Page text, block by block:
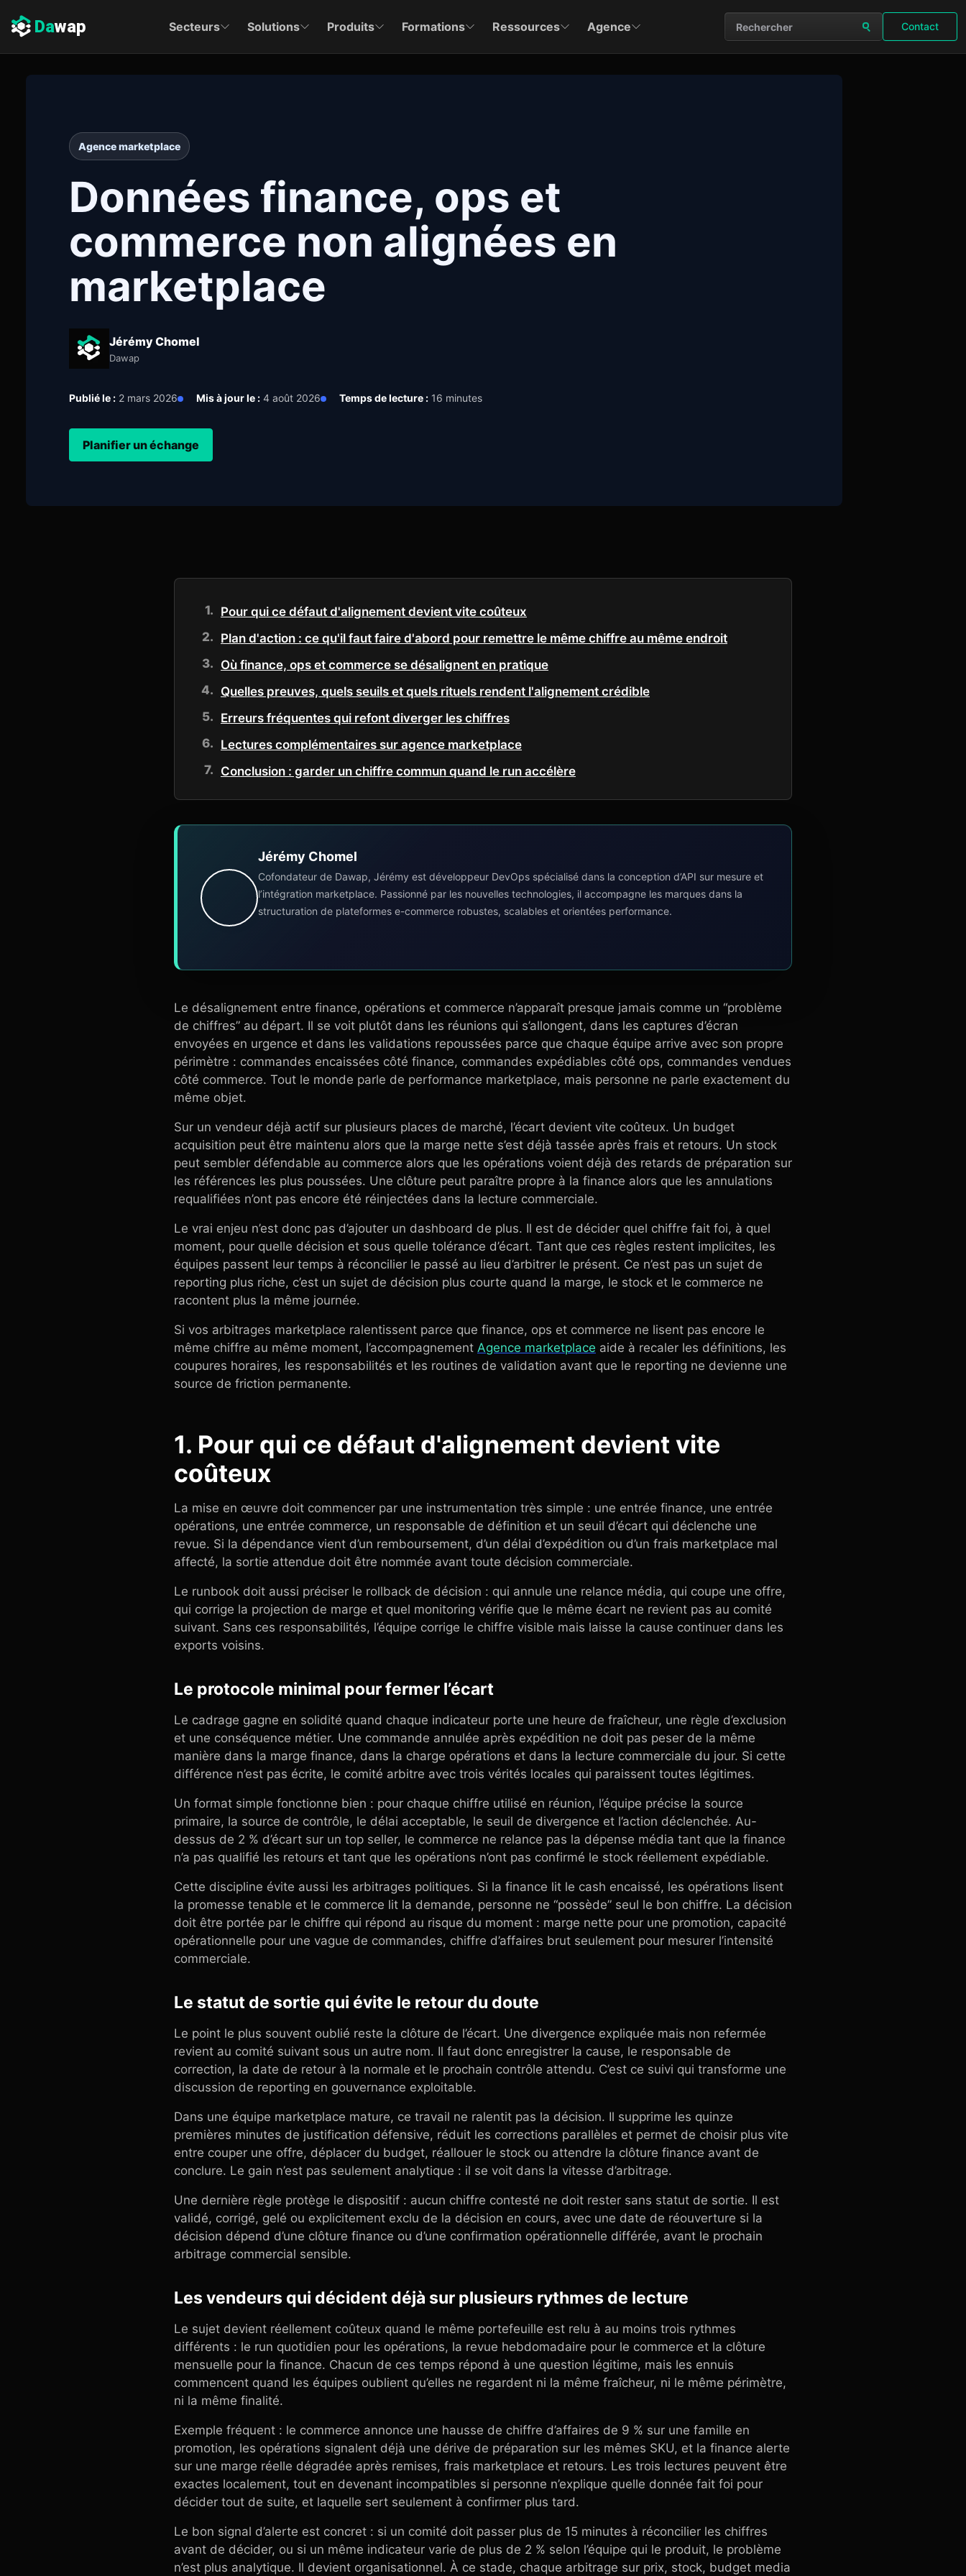
Dawap Secteurs Solutions Produits Formations Ressources Agence
Rechercher sur le site
Contact
Agence marketplace
Données finance, ops et
commerce non alignées en
marketplace
Jérémy Chomel
Dawap
Publié le : 2 mars 2026 Mis à jour le : 4 août 2026 Temps de lecture : 16 minutes
Planifier un échange
Pour qui ce défaut d'alignement devient vite coûteux
Plan d'action : ce qu'il faut faire d'abord pour remettre le même chiffre au même endroit
Où finance, ops et commerce se désalignent en pratique
Quelles preuves, quels seuils et quels rituels rendent l'alignement crédible
Erreurs fréquentes qui refont diverger les chiffres
Lectures complémentaires sur agence marketplace
Conclusion : garder un chiffre commun quand le run accélère
Jérémy Chomel
Cofondateur de Dawap, Jérémy est développeur DevOps spécialisé dans la conception d’API sur mesure et
l’intégration marketplace. Passionné par les nouvelles technologies, il accompagne les marques dans la
structuration de plateformes e-commerce robustes, scalables et orientées performance.
Le désalignement entre finance, opérations et commerce n’apparaît presque jamais comme un “problème
de chiffres” au départ. Il se voit plutôt dans les réunions qui s’allongent, dans les captures d’écran
envoyées en urgence et dans les validations repoussées parce que chaque équipe arrive avec son propre
périmètre : commandes encaissées côté finance, commandes expédiables côté ops, commandes vendues
côté commerce. Tout le monde parle de performance marketplace, mais personne ne parle exactement du
même objet.
Sur un vendeur déjà actif sur plusieurs places de marché, l’écart devient vite coûteux. Un budget
acquisition peut être maintenu alors que la marge nette s’est déjà tassée après frais et retours. Un stock
peut sembler défendable au commerce alors que les opérations voient déjà des retards de préparation sur
les références les plus poussées. Une clôture peut paraître propre à la finance alors que les annulations
requalifiées n’ont pas encore été réinjectées dans la lecture commerciale.
Le vrai enjeu n’est donc pas d’ajouter un dashboard de plus. Il est de décider quel chiffre fait foi, à quel
moment, pour quelle décision et sous quelle tolérance d’écart. Tant que ces règles restent implicites, les
équipes passent leur temps à réconcilier le passé au lieu d’arbitrer le présent. Ce n’est pas un sujet de
reporting plus riche, c’est un sujet de décision plus courte quand la marge, le stock et le commerce ne
racontent plus la même journée.
Si vos arbitrages marketplace ralentissent parce que finance, ops et commerce ne lisent pas encore le
même chiffre au même moment, l’accompagnement Agence marketplace aide à recaler les définitions, les
coupures horaires, les responsabilités et les routines de validation avant que le reporting ne devienne une
source de friction permanente.
1. Pour qui ce défaut d'alignement devient vite
coûteux
La mise en œuvre doit commencer par une instrumentation très simple : une entrée finance, une entrée
opérations, une entrée commerce, un responsable de définition et un seuil d’écart qui déclenche une
revue. Si la dépendance vient d’un remboursement, d’un délai d’expédition ou d’un frais marketplace mal
affecté, la sortie attendue doit être nommée avant toute décision commerciale.
Le runbook doit aussi préciser le rollback de décision : qui annule une relance média, qui coupe une offre,
qui corrige la projection de marge et quel monitoring vérifie que le même écart ne revient pas au comité
suivant. Sans ces responsabilités, l’équipe corrige le chiffre visible mais laisse la cause continuer dans les
exports voisins.
Le protocole minimal pour fermer l’écart
Le cadrage gagne en solidité quand chaque indicateur porte une heure de fraîcheur, une règle d’exclusion
et une conséquence métier. Une commande annulée après expédition ne doit pas peser de la même
manière dans la marge finance, dans la charge opérations et dans la lecture commerciale du jour. Si cette
différence n’est pas écrite, le comité arbitre avec trois vérités locales qui paraissent toutes légitimes.
Un format simple fonctionne bien : pour chaque chiffre utilisé en réunion, l’équipe précise la source
primaire, la source de contrôle, le délai acceptable, le seuil de divergence et l’action déclenchée. Au-
dessus de 2 % d’écart sur un top seller, le commerce ne relance pas la dépense média tant que la finance
n’a pas qualifié les retours et tant que les opérations n’ont pas confirmé le stock réellement expédiable.
Cette discipline évite aussi les arbitrages politiques. Si la finance lit le cash encaissé, les opérations lisent
la promesse tenable et le commerce lit la demande, personne ne “possède” seul le bon chiffre. La décision
doit être portée par le chiffre qui répond au risque du moment : marge nette pour une promotion, capacité
opérationnelle pour une vague de commandes, chiffre d’affaires brut seulement pour mesurer l’intensité
commerciale.
Le statut de sortie qui évite le retour du doute
Le point le plus souvent oublié reste la clôture de l’écart. Une divergence expliquée mais non refermée
revient au comité suivant sous un autre nom. Il faut donc enregistrer la cause, le responsable de
correction, la date de retour à la normale et le prochain contrôle attendu. C’est ce suivi qui transforme une
discussion de reporting en gouvernance exploitable.
Dans une équipe marketplace mature, ce travail ne ralentit pas la décision. Il supprime les quinze
premières minutes de justification défensive, réduit les corrections parallèles et permet de choisir plus vite
entre couper une offre, déplacer du budget, réallouer le stock ou attendre la clôture finance avant de
conclure. Le gain n’est pas seulement analytique : il se voit dans la vitesse d’arbitrage.
Une dernière règle protège le dispositif : aucun chiffre contesté ne doit rester sans statut de sortie. Il est
validé, corrigé, gelé ou explicitement exclu de la décision en cours, avec une date de réouverture si la
décision dépend d’une clôture finance ou d’une confirmation opérationnelle différée, avant le prochain
arbitrage commercial sensible.
Les vendeurs qui décident déjà sur plusieurs rythmes de lecture
Le sujet devient réellement coûteux quand le même portefeuille est relu à au moins trois rythmes
différents : le run quotidien pour les opérations, la revue hebdomadaire pour le commerce et la clôture
mensuelle pour la finance. Chacun de ces temps répond à une question légitime, mais les ennuis
commencent quand les équipes oublient qu’elles ne regardent ni la même fraîcheur, ni le même périmètre,
ni la même finalité.
Exemple fréquent : le commerce annonce une hausse de chiffre d’affaires de 9 % sur une famille en
promotion, les opérations signalent déjà une dérive de préparation sur les mêmes SKU, et la finance alerte
sur une marge réelle dégradée après remises, frais marketplace et retours. Les trois lectures peuvent être
exactes localement, tout en devenant incompatibles si personne n’explique quelle donnée fait foi pour
décider tout de suite, et laquelle sert seulement à confirmer plus tard.
Le bon signal d’alerte est concret : si un comité doit passer plus de 15 minutes à réconcilier les chiffres
avant de décider, ou si un même indicateur varie de plus de 2 % selon l’équipe qui le produit, le problème
n’est plus analytique. Il devient organisationnel. À ce stade, chaque arbitrage sur prix, stock, budget media